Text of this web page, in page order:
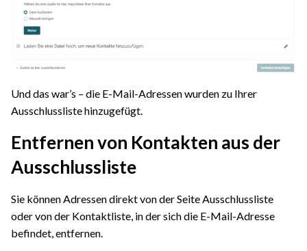
Und das war’s – die E-Mail-Adressen wurden zu Ihrer
Ausschlussliste hinzugefügt.
Entfernen von Kontakten aus der
Ausschlussliste
Sie können Adressen direkt von der Seite Ausschlussliste
oder von der Kontaktliste, in der sich die E-Mail-Adresse
befindet, entfernen.